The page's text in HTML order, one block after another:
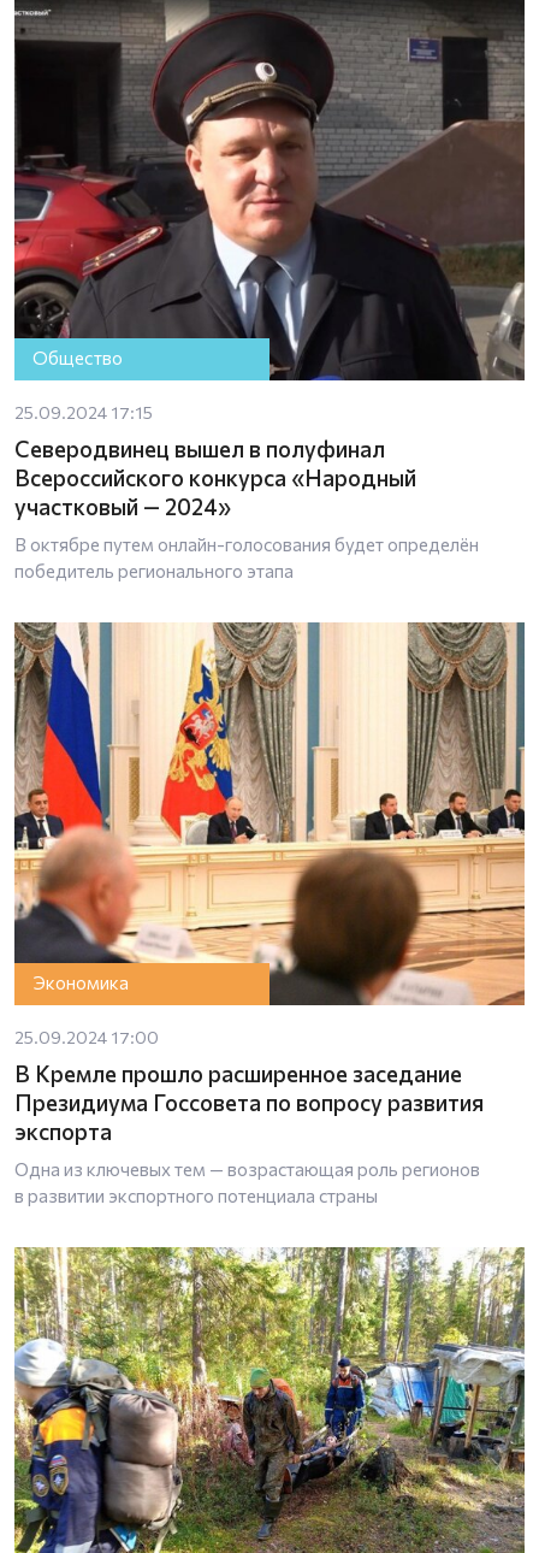
Общество
25.09.2024 17:15
Северодвинец вышел в полуфинал
Всероссийского конкурса «Народный
участковый — 2024»
В октябре путем онлайн-голосования будет определён
победитель регионального этапа
Экономика
25.09.2024 17:00
В Кремле прошло расширенное заседание
Президиума Госсовета по вопросу развития
экспорта
Одна из ключевых тем — возрастающая роль регионов
в развитии экспортного потенциала страны